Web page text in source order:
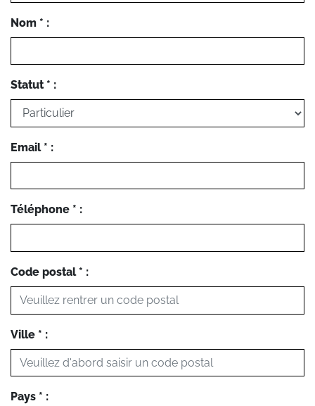
Nom * :
Statut * :
Email * :
Téléphone * :
Code postal * :
Ville * :
Pays * :